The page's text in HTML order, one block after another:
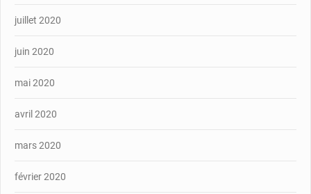
juillet 2020
juin 2020
mai 2020
avril 2020
mars 2020
février 2020